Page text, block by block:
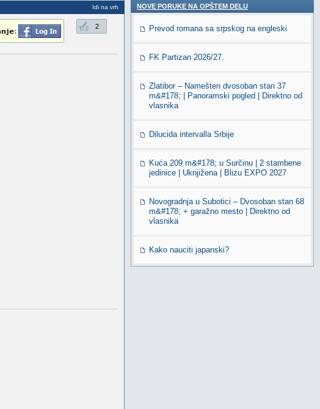
Idi na vrh
2
NOVE PORUKE NA OPŠTEM DELU
Prevod romana sa srpskog na engleski
FK Partizan 2026/27.
Zlatibor – Namešten dvosoban stan 37
m&#178; | Panoramski pogled | Direktno od
vlasnika
Dilucida intervalla Srbije
Kuća 209 m&#178; u Surčinu | 2 stambene
jedinice | Uknjižena | Blizu EXPO 2027
Novogradnja u Subotici – Dvosoban stan 68
m&#178; + garažno mesto | Direktno od
vlasnika
Kako nauciti japanski?